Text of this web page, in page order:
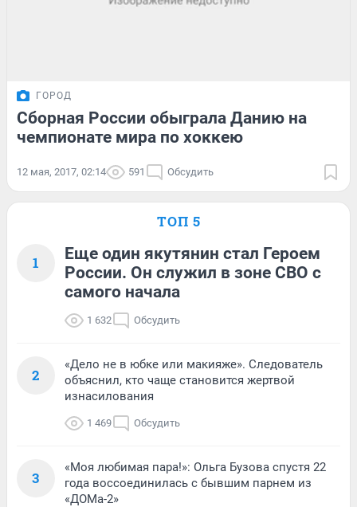
ГОРОД
Сборная России обыграла Данию на
чемпионате мира по хоккею
12 мая, 2017, 02:14 591 Обсудить
ТОП 5
1
Еще один якутянин стал Героем
России. Он служил в зоне СВО с
самого начала
1 632 Обсудить
2
«Дело не в юбке или макияже». Следователь
объяснил, кто чаще становится жертвой
изнасилования
1 469 Обсудить
3
«Моя любимая пара!»: Ольга Бузова спустя 22
года воссоединилась с бывшим парнем из
«ДОМа-2»